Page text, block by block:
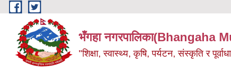
Skip to main content
भँगहा नगरपालिका(Bhangaha
"शिक्षा, स्वास्थ्य, कृषि, पर्यटन, संस्कृति र